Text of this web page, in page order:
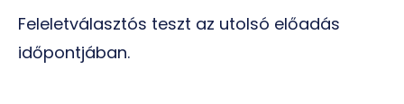
Feleletválasztós teszt az utolsó előadás
időpontjában.